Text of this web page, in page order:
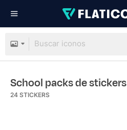
School packs de stickers
24 STICKERS